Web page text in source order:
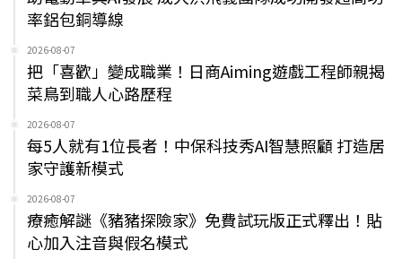
率鋁包銅導線
2026-08-07
把「喜歡」變成職業！日商Aiming遊戲工程師親揭
菜鳥到職人心路歷程
2026-08-07
每5人就有1位長者！中保科技秀AI智慧照顧 打造居
家守護新模式
2026-08-07
療癒解謎《豬豬探險家》免費試玩版正式釋出！貼
心加入注音與假名模式